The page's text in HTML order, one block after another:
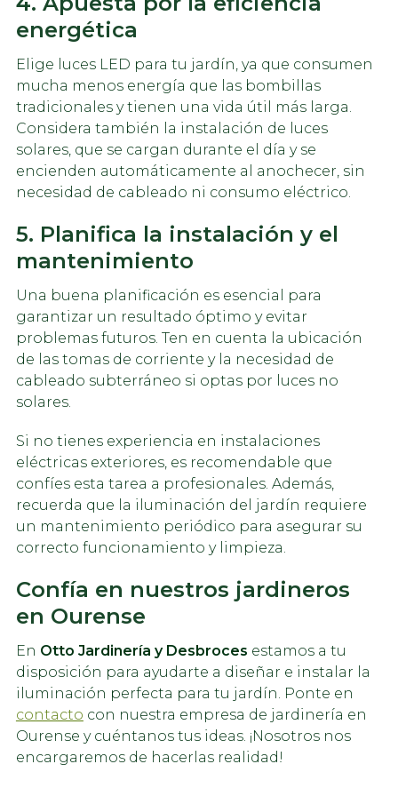
energética
Elige luces LED para tu jardín, ya que consumen
mucha menos energía que las bombillas
tradicionales y tienen una vida útil más larga.
Considera también la instalación de luces
solares, que se cargan durante el día y se
encienden automáticamente al anochecer, sin
necesidad de cableado ni consumo eléctrico.
5. Planifica la instalación y el
mantenimiento
Una buena planificación es esencial para
garantizar un resultado óptimo y evitar
problemas futuros. Ten en cuenta la ubicación
de las tomas de corriente y la necesidad de
cableado subterráneo si optas por luces no
solares.
Si no tienes experiencia en instalaciones
eléctricas exteriores, es recomendable que
confíes esta tarea a profesionales. Además,
recuerda que la iluminación del jardín requiere
un mantenimiento periódico para asegurar su
correcto funcionamiento y limpieza.
Confía en nuestros jardineros
en Ourense
En Otto Jardinería y Desbroces estamos a tu
disposición para ayudarte a diseñar e instalar la
iluminación perfecta para tu jardín. Ponte en
contacto con nuestra empresa de jardinería en
Ourense y cuéntanos tus ideas. ¡Nosotros nos
encargaremos de hacerlas realidad!